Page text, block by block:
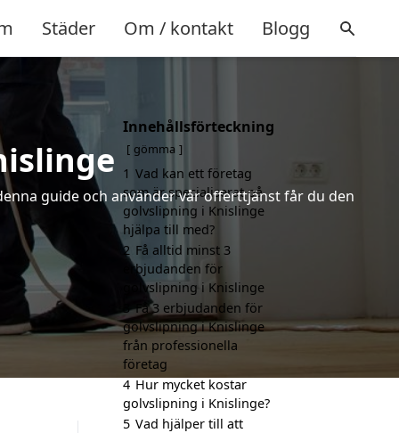
Städer Om / kontakt Blogg
guide och använder vår offerttjänst får du den
Innehållsförteckning
gömma
1 Vad kan ett företag
som är specialiserat på
golvslipning i Knislinge
hjälpa till med?
2 Få alltid minst 3
erbjudanden för
golvslipning i Knislinge
3 Få 3 erbjudanden för
golvslipning i Knislinge
från professionella
företag
4 Hur mycket kostar
golvslipning i Knislinge?
5 Vad hjälper till att